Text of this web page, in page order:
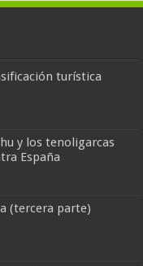
turística
y los tenoligarcas
España
(tercera parte)